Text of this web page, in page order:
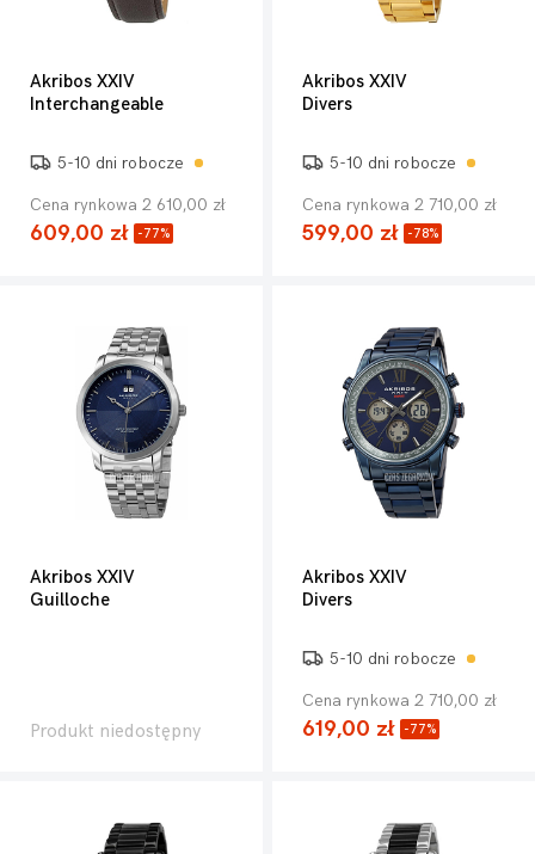
Akribos XXIV
Interchangeable
5-10 dni robocze
Cena rynkowa 2 610,00 zł
609,00 zł -77%
Akribos XXIV
Divers
5-10 dni robocze
Cena rynkowa 2 710,00 zł
599,00 zł -78%
Akribos XXIV
Guilloche
Produkt niedostępny
Akribos XXIV
Divers
5-10 dni robocze
Cena rynkowa 2 710,00 zł
619,00 zł -77%